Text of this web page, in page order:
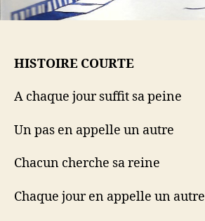
HISTOIRE COURTE
A chaque jour suffit sa peine
Un pas en appelle un autre
Chacun cherche sa reine
Chaque jour en appelle un autre